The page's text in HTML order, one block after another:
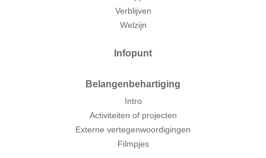
Verblijven
Welzijn
Infopunt
Belangenbehartiging
Intro
Activiteiten of projecten
Externe vertegenwoordigingen
Filmpjes